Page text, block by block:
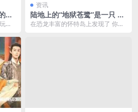
好
么
地
资讯
陆地上的“地狱苍鹭”是一只 30
英尺长的水中刺客
在恐龙丰富的怀特岛上发现了 你认